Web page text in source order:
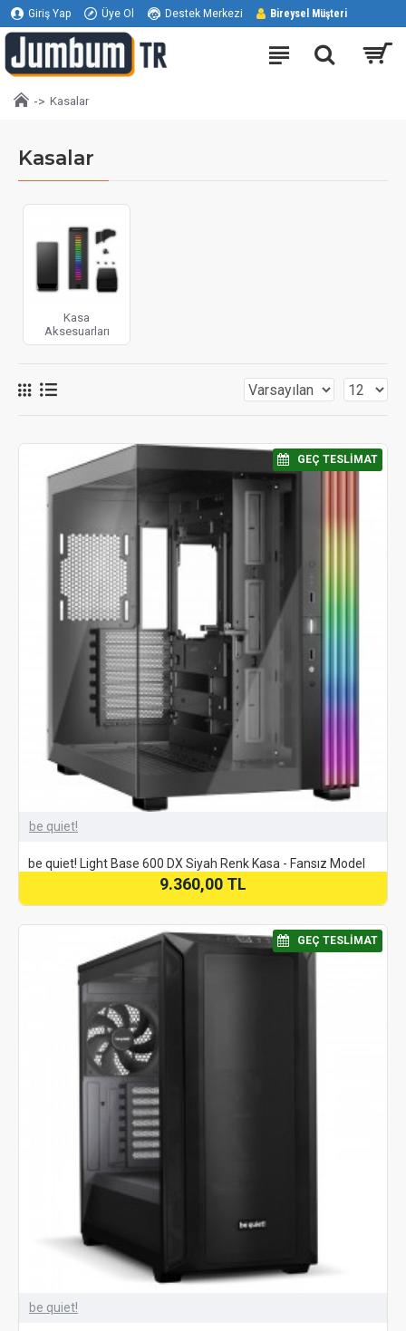
Giriş Yap Üye Ol Destek Merkezi Bireysel Müşteri
Kasalar
Kasalar
Kasa
Aksesuarları
⠀GEÇ TESLIMAT
be quiet!
be quiet! Light Base 600 DX Siyah Renk Kasa - Fansız Model
9.360,00 TL
⠀GEÇ TESLIMAT
be quiet!